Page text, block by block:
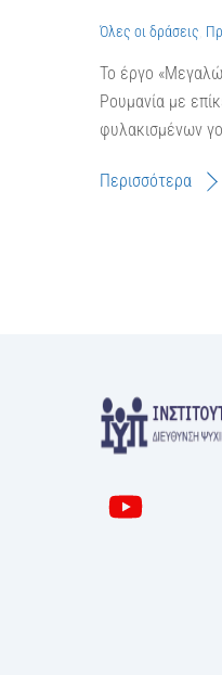
Όλες οι δράσεις
Το έργο
Ρουμανία με
φυλακισμένων
Περισσότερα